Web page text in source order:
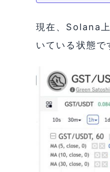
現在、Solana
いている状態で